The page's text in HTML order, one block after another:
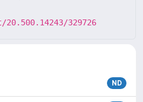
329726
ND